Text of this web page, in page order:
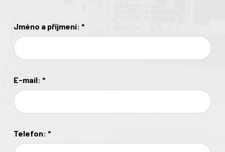
Jméno a příjmení: *
E-mail: *
Telefon: *